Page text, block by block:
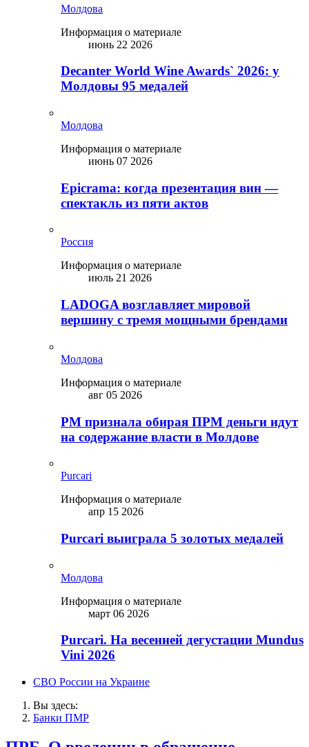
Молдова
Информация о материале
июнь 22 2026
Decanter World Wine Awards` 2026: у
Молдовы 95 медалей
Молдова
Информация о материале
июнь 07 2026
Epicrama: когда презентация вин —
спектакль из пяти актов
Россия
Информация о материале
июль 21 2026
LADOGA возглавляет мировой
вершину с тремя мощными брендами
Молдова
Информация о материале
авг 05 2026
PM признала обирая ПРМ деньги идут
на содержание власти в Молдове
Purcari
Информация о материале
апр 15 2026
Purcari выиграла 5 золотых медалей
Молдова
Информация о материале
март 06 2026
Purcari. На весенней дегустации Mundus
Vini 2026
СВО России на Украине
Вы здесь:
Банки ПМР